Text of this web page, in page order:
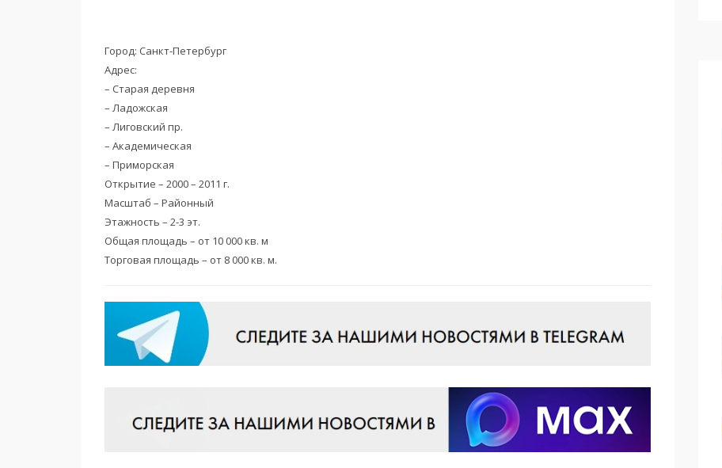
Город: Санкт-Петербург
Адрес:
– Старая деревня
– Ладожская
– Лиговский пр.
– Академическая
– Приморская
Открытие – 2000 – 2011 г.
Масштаб – Районный
Этажность – 2-3 эт.
Общая площадь – от 10 000 кв. м
Торговая площадь – от 8 000 кв. м.